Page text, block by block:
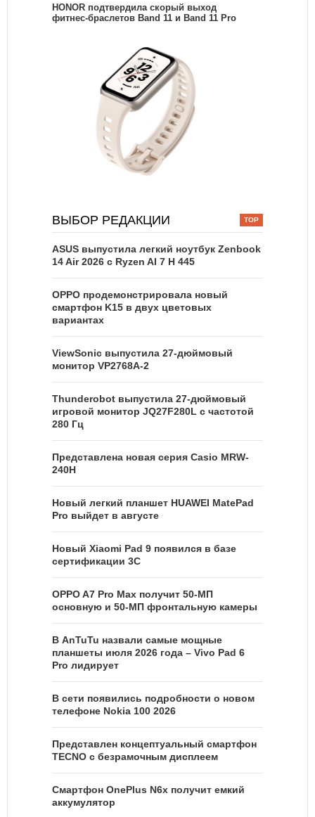
HONOR подтвердила скорый выход
фитнес-браслетов Band 11 и Band 11 Pro
ВЫБОР РЕДАКЦИИ
ASUS выпустила легкий ноутбук Zenbook
14 Air 2026 с Ryzen AI 7 H 445
OPPO продемонстрировала новый
смартфон K15 в двух цветовых
вариантах
ViewSonic выпустила 27-дюймовый
монитор VP2768A-2
Thunderobot выпустила 27-дюймовый
игровой монитор JQ27F280L с частотой
280 Гц
Представлена новая серия Casio MRW-
240H
Новый легкий планшет HUAWEI MatePad
Pro выйдет в августе
Новый Xiaomi Pad 9 появился в базе
сертификации 3C
OPPO A7 Pro Max получит 50-МП
основную и 50-МП фронтальную камеры
В AnTuTu назвали самые мощные
планшеты июля 2026 года – Vivo Pad 6
Pro лидирует
В сети появились подробности о новом
телефоне Nokia 100 2026
Представлен концептуальный смартфон
TECNO с безрамочным дисплеем
Смартфон OnePlus N6x получит емкий
аккумулятор